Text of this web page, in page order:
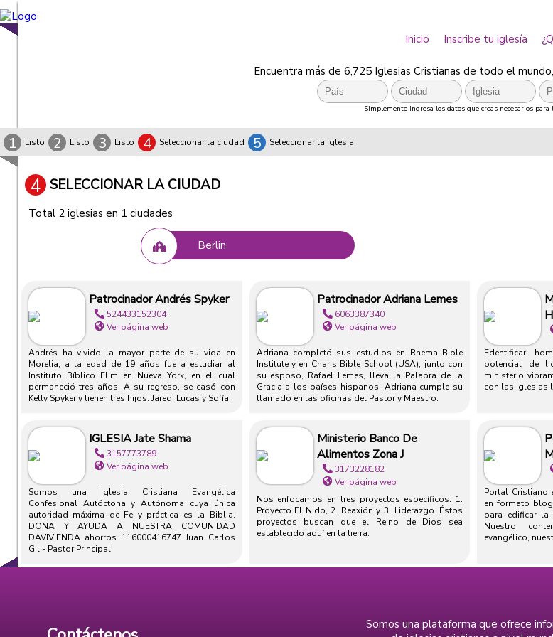
Inicio Inscribe tu iglesía
Encuentra más de 6,725 Iglesias Cristianas de todo el
Simplemente ingresa los datos que creas necesarios para
1 Listo 2 Listo 3 Listo 4 Seleccionar la ciudad 5 Seleccionar la iglesia
4 SELECCIONAR LA CIUDAD
Total 2 iglesias en 1 ciudades
Berlin
Patrocinador Andrés Spyker
524433152304
Ver página web
Andrés ha vivido la mayor parte de su vida en
Morelia, a la edad de 19 años fue a estudiar al
Instituto Bíblico Elim en Nueva York, en el cual
permaneció tres años. A su regreso, se casó con
Kelly Spyker y tienen tres hijos: Jared, Lucas y Sofía.
Patrocinador Adriana Lemes
6063387340
Ver página web
Adriana completó sus estudios en Rhema Bible
Institute y en Charis Bible School (USA), junto con
su esposo, Rafael Lemes, lleva la Palabra de la
Gracia a los países hispanos. Adriana cumple su
llamado en las oficinas del Pastor y Maestro.
Edentificar
potencial de
ministerio
con las iglesias
IGLESIA Jate Shama
3157773789
Ver página web
Somos una Iglesia Cristiana Evangélica
Confesional Autóctona y Autónoma cuya única
autoridad máxima de Fe y práctica es la Biblia.
DONA Y AYUDA A NUESTRA COMUNIDAD
DAVIVIENDA ahorros 116000416747 Juan Carlos
Gil - Pastor Principal
Ministerio Banco De
Alimentos Zona J
3173228182
Ver página web
Nos enfocamos en tres proyectos específicos: 1.
Proyecto El Nido, 2. Reaxión y 3. Liderazgo. Éstos
proyectos buscan que el Reino de Dios sea
establecido aquí en la tierra.
Portal Cristiano
en formato
para edificar
Nuestro
evangélico,
Somos una plataforma que ofrece